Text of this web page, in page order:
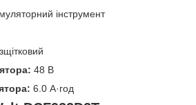
інструмент
48 В
6.0 А·год